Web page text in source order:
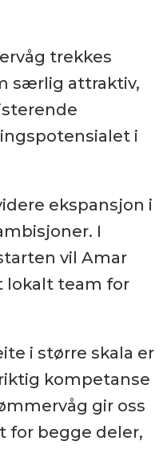
trekkes
særlig attraktiv,
i
ekspansjon i
I
vil Amar
lokalt team for
i større skala er
kompetanse
gir oss
for begge deler,